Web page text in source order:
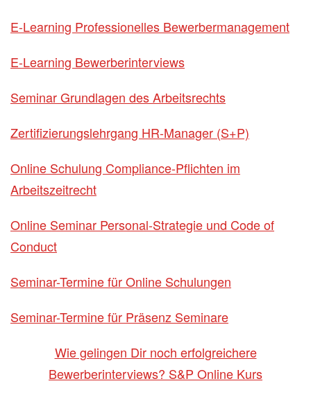
E-Learning Professionelles Bewerbermanagement
E-Learning Bewerberinterviews
Seminar Grundlagen des Arbeitsrechts
Zertifizierungslehrgang HR-Manager (S+P)
Online Schulung Compliance-Pflichten im
Arbeitszeitrecht
Online Seminar Personal-Strategie und Code of
Conduct
Seminar-Termine für Online Schulungen
Seminar-Termine für Präsenz Seminare
Wie gelingen Dir noch erfolgreichere
Bewerberinterviews? S&P Online Kurs